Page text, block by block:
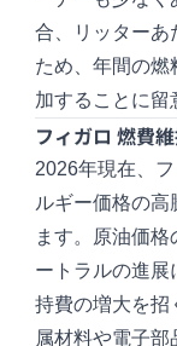
合、リッターあ
ため、年間の燃
加することに留
フィガロ 燃費
2026年現在、
ルギー価格の
ます。原油価格
ートラルの進展
持費の増大を招
属材料や電子